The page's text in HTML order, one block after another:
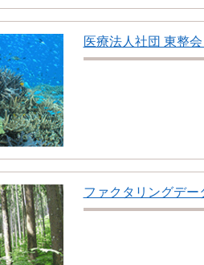
医療法人社団 東整
ファクタリングデー